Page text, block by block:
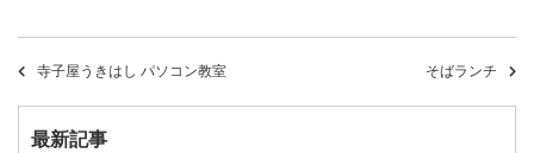
寺子屋うきはし パソコン教室 そばランチ
最新記事